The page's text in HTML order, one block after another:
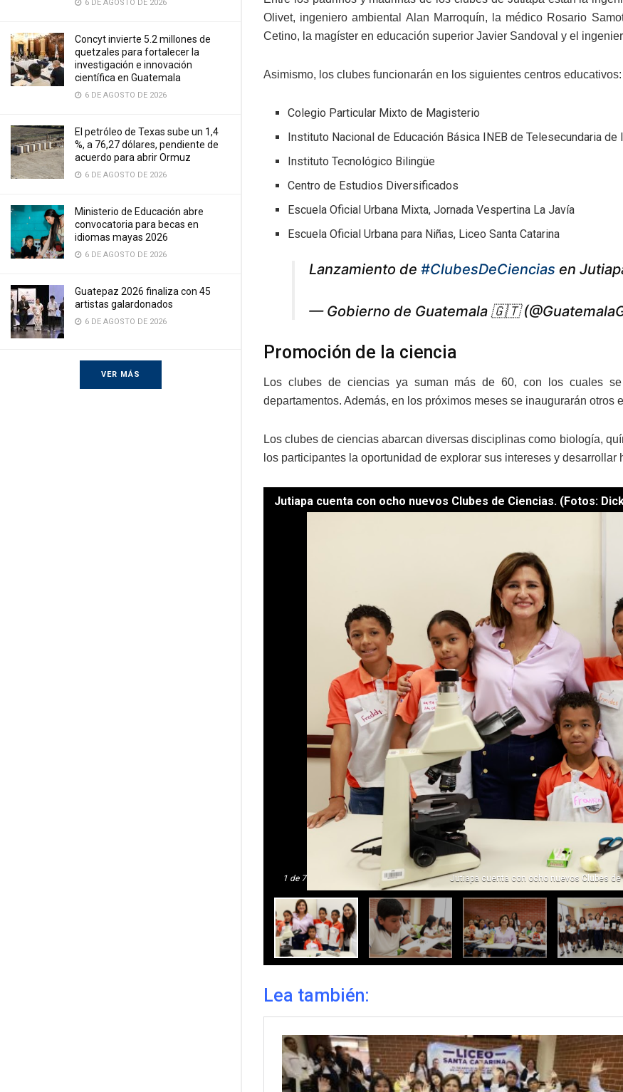
6 DE AGOSTO DE 2026
Concyt invierte 5.2 millones de
quetzales para fortalecer la
investigación e innovación
científica en Guatemala
6 DE AGOSTO DE 2026
El petróleo de Texas sube un 1,4
%, a 76,27 dólares, pendiente de
acuerdo para abrir Ormuz
6 DE AGOSTO DE 2026
Ministerio de Educación abre
convocatoria para becas en
idiomas mayas 2026
6 DE AGOSTO DE 2026
Guatepaz 2026 finaliza con 45
artistas galardonados
6 DE AGOSTO DE 2026
VER MÁS
Olivet, ingeniero ambiental Alan Marroquín, la médico Rosario
Cetino, la magíster en educación superior Javier Sandoval y el
Asimismo, los clubes funcionarán en los siguientes centros educativos:
Colegio Particular Mixto de Magisterio
Instituto Nacional de Educación Básica INEB de Telesecundaria de
Instituto Tecnológico Bilingüe
Centro de Estudios Diversificados
Escuela Oficial Urbana Mixta, Jornada Vespertina La Javía
Escuela Oficial Urbana para Niñas, Liceo Santa Catarina
Lanzamiento de #ClubesDeCiencias en
— Gobierno de Guatemala 🇬🇹
Promoción de la ciencia
Los clubes de ciencias ya suman más de 60, con los cuales
departamentos. Además, en los próximos meses se inaugurarán
Los clubes de ciencias abarcan diversas disciplinas como biología,
los participantes la oportunidad de explorar sus intereses y
Jutiapa cuenta con ocho nuevos Clubes de Ciencias. (Fotos:
1 de 7 Jutiapa cuenta con ocho nuevos Clubes
Lea también: